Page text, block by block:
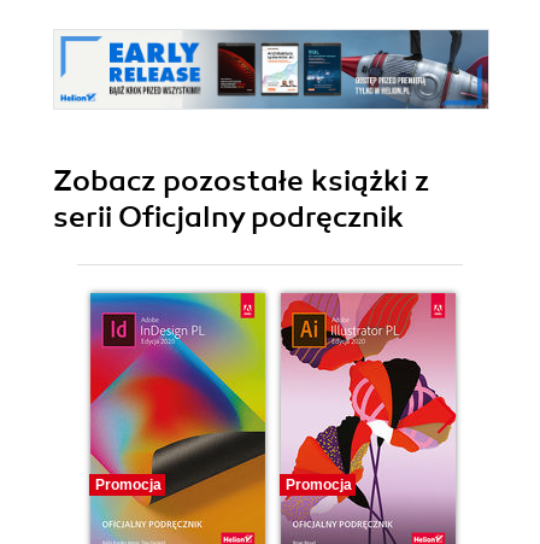
Zobacz pozostałe książki z
serii Oficjalny podręcznik
Promocja Promocja